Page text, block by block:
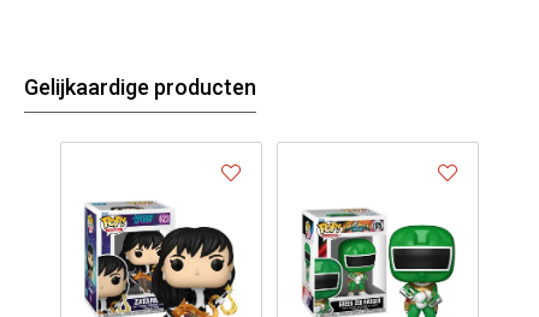
Gelijkaardige producten